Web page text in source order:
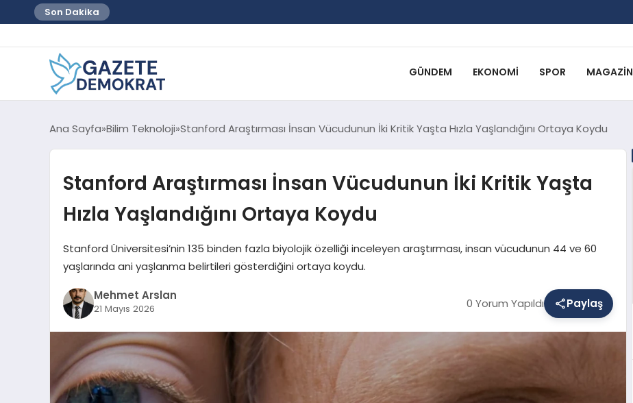
Son Dakika
GÜNDEM EKONOMI SPOR MAGAZIN
Ana Sayfa Bilim Teknoloji Stanford Araştırması İnsan Vücudunun İki Kritik Yaşta Hızla Yaşlandığını Ortaya Koydu
Stanford Araştırması İnsan Vücudunun İki Kritik Yaşta
Hızla Yaşlandığını Ortaya Koydu
Stanford Üniversitesi’nin 135 binden fazla biyolojik özelliği inceleyen araştırması, insan vücudunun 44 ve 60
yaşlarında ani yaşlanma belirtileri gösterdiğini ortaya koydu.
Mehmet Arslan
21 Mayıs 2026 0 Yorum Yapıldı Paylaş